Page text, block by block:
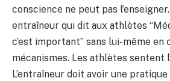
conscience ne peut pas
entraîneur qui dit aux athlètes
c’est important” sans lui-même en
mécanismes. Les athlètes sentent
L’entraîneur doit avoir une